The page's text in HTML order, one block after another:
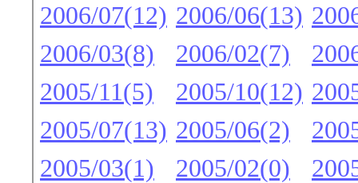
2006/07(12) 2006/06(13)
2006/03(8)
2006/02(7)
2005/11(5)
2005/10(12)
2005/07(13) 2005/06(2)
2005/03(1)
2005/02(0)